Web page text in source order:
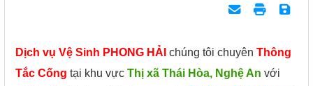
Dịch vụ Vệ Sinh PHONG HẢI chúng tôi chuyên Thông
Tắc Cống tại khu vực Thị xã Thái Hòa, Nghệ An với